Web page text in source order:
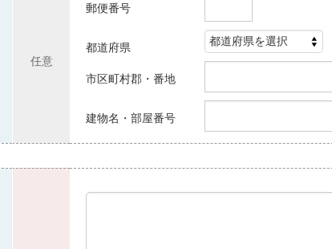
任意
郵便番号
都道府県
市区町村郡・番地
建物名・部屋番号